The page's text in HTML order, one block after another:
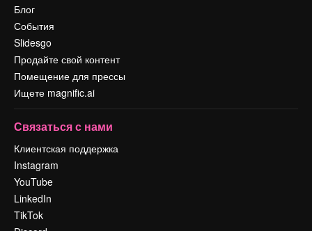
Блог
События
Slidesgo
Продайте свой контент
Помещение для прессы
Ищете magnific.ai
Связаться с нами
Клиентская поддержка
Instagram
YouTube
LinkedIn
TikTok